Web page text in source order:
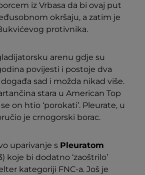
iz Vrbasa da bi ovaj put
okršaju, a zatim je
protivnika.
arenu gdje su
povijesti i postoje dva
sad i možda nikad više.
stara u American Top
on htio ‘porokati’. Pleurate, u
je crnogorski borac.
uparivanje s Pleuratom
koje bi dodatno ‘zaoštrilo’
kategoriji FNC-a. Još je